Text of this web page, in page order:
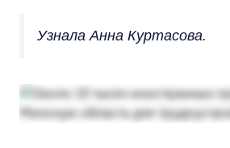
Узнала Анна Куртасова.